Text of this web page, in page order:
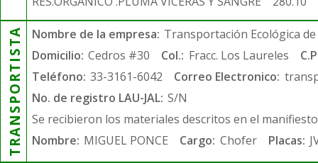
TRANSPORTISTA Nombre de la empresa: Transportación Ecológica de
Domicilio: Cedros #30 Col.: Fracc. Los Laureles
Teléfono: 33-3161-6042 Correo Electronico:
No. de registro LAU-JAL: S/N
Se recibieron los materiales descritos en el
Nombre: MIGUEL PONCE Cargo: Chofer Placas: